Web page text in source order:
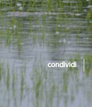
condividi